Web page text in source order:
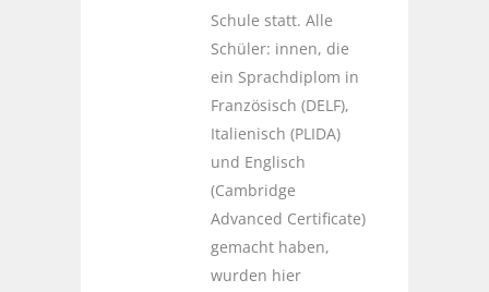
Schule statt. Alle
Schüler: innen, die
ein Sprachdiplom in
Französisch (DELF),
Italienisch (PLIDA)
und Englisch
(Cambridge
Advanced Certificate)
gemacht haben,
wurden hier